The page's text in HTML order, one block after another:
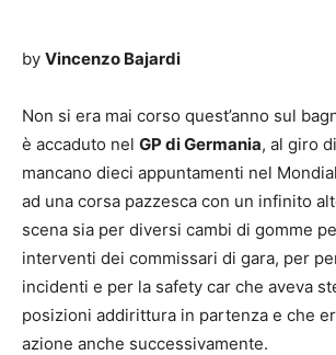
by Vincenzo Bajardi
Non si era mai corso quest’anno sul
è accaduto nel GP di Germania, al giro
mancano dieci appuntamenti nel
ad una corsa pazzesca con un infinito
scena sia per diversi cambi di gomme
interventi dei commissari di gara, per
incidenti e per la safety car che aveva
posizioni addirittura in partenza e che
azione anche successivamente.